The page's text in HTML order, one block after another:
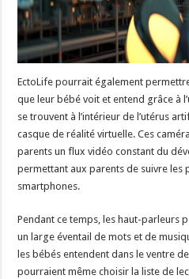
EctoLife pourrait également
que leur bébé voit et entend grâce à
se trouvent à l’intérieur de l’utérus
casque de réalité virtuelle. Ces
parents un flux vidéo constant du
permettant aux parents de suivre les
smartphones.
Pendant ce temps, les haut-parleurs
un large éventail de mots et de
les bébés entendent dans le ventre
pourraient même choisir la liste de